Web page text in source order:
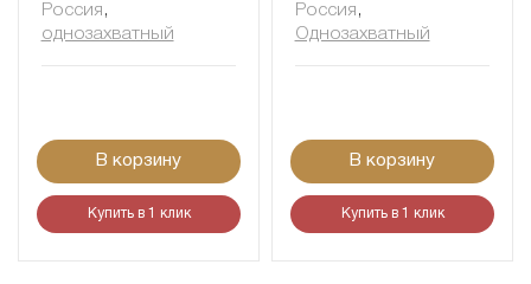
Россия ,
однозахватный
В корзину
Купить в 1 клик
Россия ,
Однозахватный
В корзину
Купить в 1 клик